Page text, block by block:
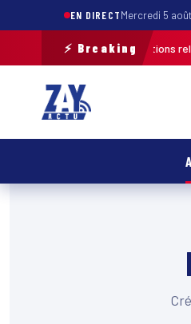
EN DIRECTMercredi 5 août
⚡ Breaking
2026 : plus de 120 infractions